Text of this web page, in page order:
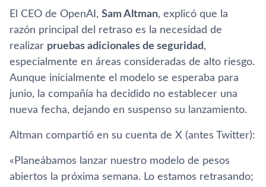
El CEO de OpenAI, Sam Altman, explicó que la
razón principal del retraso es la necesidad de
realizar pruebas adicionales de seguridad,
especialmente en áreas consideradas de alto riesgo.
Aunque inicialmente el modelo se esperaba para
junio, la compañía ha decidido no establecer una
nueva fecha, dejando en suspenso su lanzamiento.
Altman compartió en su cuenta de X (antes Twitter):
«Planeábamos lanzar nuestro modelo de pesos
abiertos la próxima semana. Lo estamos retrasando;